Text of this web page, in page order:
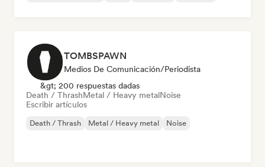
TOMBSPAWN
Medios De Comunicación/Periodista
&gt; 200 respuestas dadas
Death / ThrashMetal / Heavy metalNoise
Escribir artículos
Death / Thrash Metal / Heavy metal Noise